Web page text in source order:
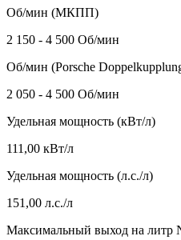
Об/мин (МКПП)
2 150 - 4 500 Об/мин
Об/мин (Porsche
2 050 - 4 500 Об/мин
Удельная мощность (кВт/л)
111,00 кВт/л
Удельная мощность (л.с./л)
151,00 л.с./л
Максимальный выход на литр